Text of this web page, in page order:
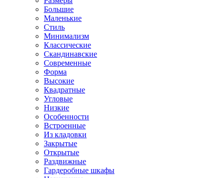
Большие
Маленькие
Стиль
Минимализм
Классические
Скандинавские
Современные
Форма
Высокие
Квадратные
Угловые
Низкие
Особенности
Встроенные
Из кладовки
Закрытые
Открытые
Раздвижные
Гардеробные шкафы